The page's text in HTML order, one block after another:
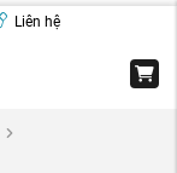
Liên hệ